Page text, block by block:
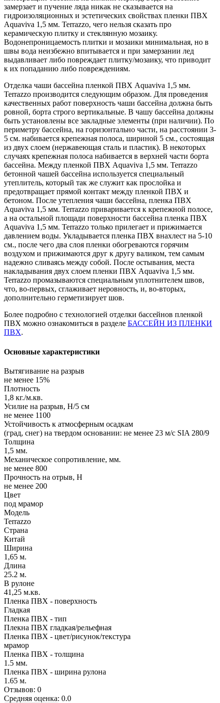
замерзает и пучение ляда никак не сказывается на
гидроизоляционных и эстетических свойствах пленки ПВХ
Aquaviva 1,5 мм. Terrazzo, чего нельзя сказать про
керамическую плитку и стеклянную мозаику.
Водонепроницаемость плитки и мозаики минимальная, но в
швы вода неизбежно впитывается и при замерзании лед
выдавливает либо повреждает плитку/мозаику, что приводит
к их попаданию либо повреждениям.
Отделка чаши бассейна пленкой ПВХ Aquaviva 1,5 мм.
Terrazzo производится следующим образом. Для проведения
качественных работ поверхность чаши бассейна должна быть
ровной, борта строго вертикальные. В чашу бассейна должны
быть установлены все закладные элементы (при наличии). По
периметру бассейна, на горизонтально части, на расстоянии 3-
5 см. набивается крепежная полоса, шириной 5 см., состоящая
из двух слоем (нержавеющая сталь и пластик). В некоторых
случаях крепежная полоса набивается в верхней части борта
бассейна. Между пленкой ПВХ Aquaviva 1,5 мм. Terrazzo
бетонной чашей бассейна используется специальный
утеплитель, который так же служит как прослойка и
предотвращает прямой контакт между пленкой ПВХ и
бетоном. После утепления чаши бассейна, пленка ПВХ
Aquaviva 1,5 мм. Terrazzo приваривается к крепежной полосе,
а на остальной площади поверхности бассейна пленка ПВХ
Aquaviva 1,5 мм. Terrazzo только прилегает и прижимается
давлением воды. Укладывается пленка ПВХ внахлест на 5-10
см., после чего два слоя пленки обогреваются горячим
воздухом и прижимаются друг к другу валиком, тем самым
надежно сливаясь между собой. После остывания, места
накладывания двух слоем пленки ПВХ Aquaviva 1,5 мм.
Terrazzo промазываются специальным уплотнителем швов,
что, во-первых, сглаживает неровность, и, во-вторых,
дополнительно герметизирует шов.
Более подробно с технологией отделки бассейнов пленкой
ПВХ можно ознакомиться в разделе БАССЕЙН ИЗ ПЛЕНКИ
ПВХ.
Основные характеристики
Вытягивание на разрыв
не менее 15%
Плотность
1,8 кг./м.кв.
Усилие на разрыв, Н/5 см
не менее 1100
Устойчивость к атмосферным осадкам
(град, снег) на твердом основании: не менее 23 м/с SIA 280/9
Толщина
1,5 мм.
Механическое сопротивление, мм.
не менее 800
Прочность на отрыв, Н
не менее 200
Цвет
под мрамор
Модель
Terrazzo
Страна
Китай
Ширина
1,65 м.
Длина
25.2 м.
В рулоне
41,25 м.кв.
Пленка ПВХ - поверхность
Гладкая
Пленка ПВХ - тип
Плекна ПВХ гладкая/рельефная
Пленка ПВХ - цвет/рисунок/текстура
мрамор
Пленка ПВХ - толщина
1.5 мм.
Пленка ПВХ - ширина рулона
1.65 м.
Отзывов: 0
Средняя оценка: 0.0